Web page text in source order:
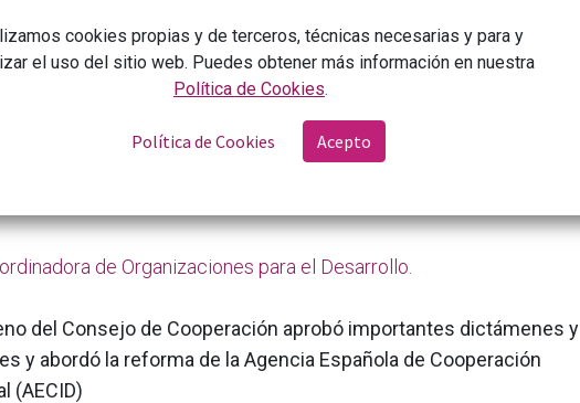
Pasos importantes para la política de cooperación
de Organizaciones para el Desarrollo.
del Consejo de Cooperación aprobó importantes dictámenes y
y abordó la reforma de la Agencia Española de Cooperación
(AECID)
cookies propias y de terceros, técnicas necesarias y para y
el uso del sitio web. Puedes obtener más información en nuestra
Política de Cookies.
Política de Cookies Acepto